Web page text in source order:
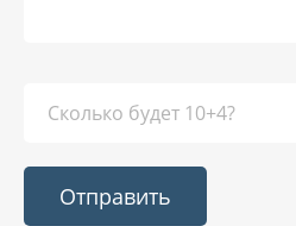
Отправить